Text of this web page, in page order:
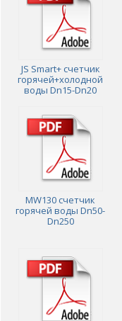
JS Smart+ счетчик
горячей+холодной
воды Dn15-Dn20
MW130 счетчик
горячей воды Dn50-
Dn250